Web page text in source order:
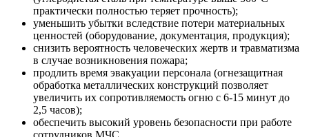
практически полностью теряет прочность);
уменьшить убытки вследствие потери материальных
ценностей (оборудование, документация, продукция);
снизить вероятность человеческих жертв и травматизма
в случае возникновения пожара;
продлить время эвакуации персонала (огнезащитная
обработка металлических конструкций позволяет
увеличить их сопротивляемость огню с 6-15 минут до
2,5 часов);
обеспечить высокий уровень безопасности при работе
сотрудников МЧС.